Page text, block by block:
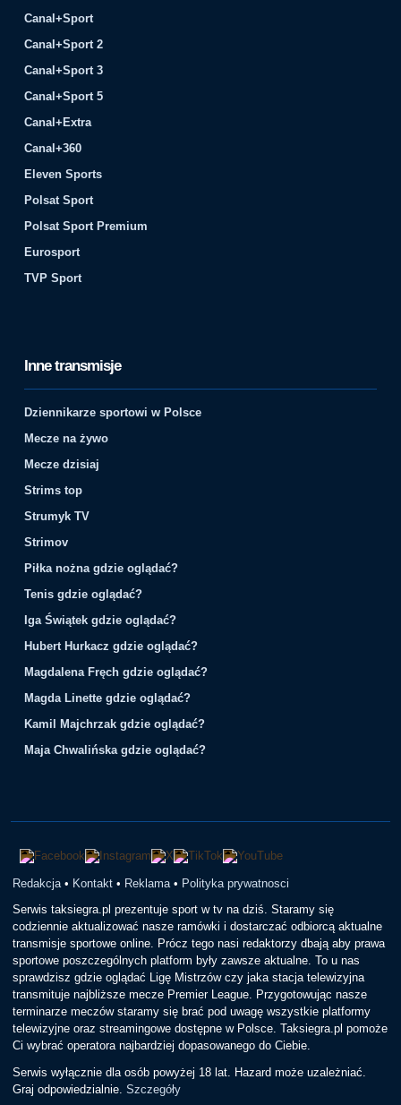
Canal+Sport
Canal+Sport 2
Canal+Sport 3
Canal+Sport 5
Canal+Extra
Canal+360
Eleven Sports
Polsat Sport
Polsat Sport Premium
Eurosport
TVP Sport
Inne transmisje
Dziennikarze sportowi w Polsce
Mecze na żywo
Mecze dzisiaj
Strims top
Strumyk TV
Strimov
Piłka nożna gdzie oglądać?
Tenis gdzie oglądać?
Iga Świątek gdzie oglądać?
Hubert Hurkacz gdzie oglądać?
Magdalena Fręch gdzie oglądać?
Magda Linette gdzie oglądać?
Kamil Majchrzak gdzie oglądać?
Maja Chwalińska gdzie oglądać?
Redakcja • Kontakt • Reklama • Polityka prywatnosci
Serwis taksiegra.pl prezentuje sport w tv na dziś. Staramy się
codziennie aktualizować nasze ramówki i dostarczać odbiorcą aktualne
transmisje sportowe online. Prócz tego nasi redaktorzy dbają aby prawa
sportowe poszczególnych platform były zawsze aktualne. To u nas
sprawdzisz gdzie oglądać Ligę Mistrzów czy jaka stacja telewizyjna
transmituje najbliższe mecze Premier League. Przygotowując nasze
terminarze meczów staramy się brać pod uwagę wszystkie platformy
telewizyjne oraz streamingowe dostępne w Polsce. Taksiegra.pl pomoże
Ci wybrać operatora najbardziej dopasowanego do Ciebie.
Serwis wyłącznie dla osób powyżej 18 lat. Hazard może uzależniać.
Graj odpowiedzialnie.Szczegóły